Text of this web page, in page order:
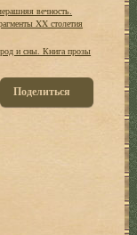
вечность.
XX столетия
и сны. Книга прозы
Поделиться